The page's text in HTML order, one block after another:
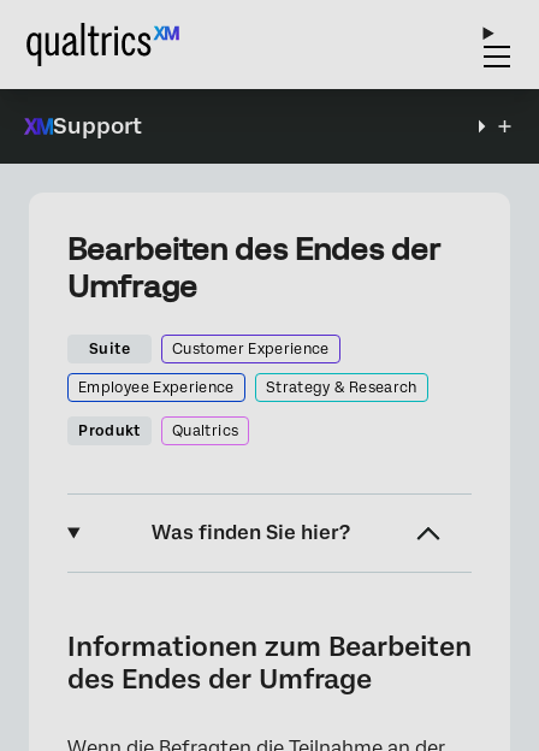
Support
Bearbeiten des Endes der
Umfrage
Suite Customer Experience
Employee Experience Strategy & Research
Produkt Qualtrics
Was finden Sie hier?
Ändern der Nachricht zum Ende der Umfrage
Informationen zum Bearbeiten
des Endes der Umfrage